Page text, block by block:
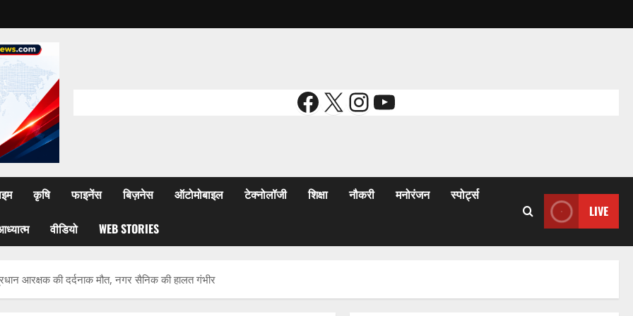
Facebook
X Instagram
YouTube
कृषि फाइनेंस बिज़नेस ऑटोमोबाइल टेक्नोलॉजी शिक्षा नौकरी मनोरंजन स्पोर्ट्स
वीडियो WEB STORIES
LIVE
आरक्षक की दर्दनाक मौत, नगर सैनिक की हालत गंभीर